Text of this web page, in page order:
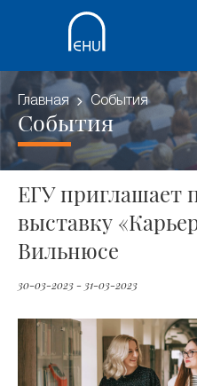
Главная События
События
ЕГУ приглашает
выставку
Вильнюсе
30-03-2023 - 31-03-2023